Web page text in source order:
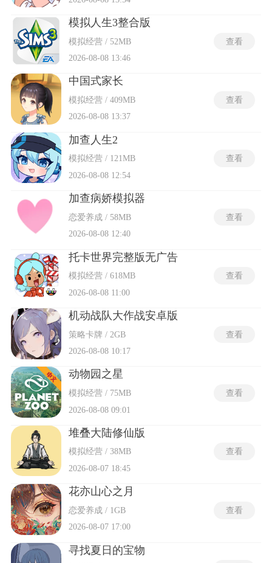
模拟人生3整合版
模拟经营 / 52MB
2026-08-08 13:46
查看
中国式家长
模拟经营 / 409MB
2026-08-08 13:37
查看
加查人生2
模拟经营 / 121MB
2026-08-08 12:54
查看
加查病娇模拟器
恋爱养成 / 58MB
2026-08-08 12:40
查看
托卡世界完整版无广告
模拟经营 / 618MB
2026-08-08 11:00
查看
机动战队大作战安卓版
策略卡牌 / 2GB
2026-08-08 10:17
查看
动物园之星
模拟经营 / 75MB
2026-08-08 09:01
查看
堆叠大陆修仙版
模拟经营 / 38MB
2026-08-07 18:45
查看
花亦山心之月
恋爱养成 / 1GB
2026-08-07 17:00
查看
寻找夏日的宝物